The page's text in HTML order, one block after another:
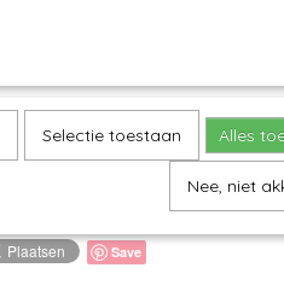
Save
Selectie toestaan Alles
Nee, niet